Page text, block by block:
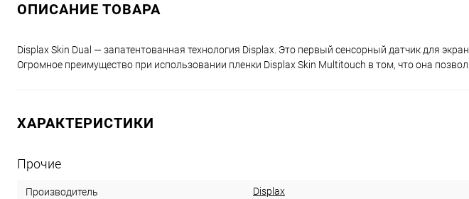
ОПИСАНИЕ ТОВАРА
Displax Skin Dual — запатентованная технология Displax. Это первый сенсорный датчик для
Огромное преимущество при использовании пленки Displax Skin Multitouch в том, что она
ХАРАКТЕРИСТИКИ
Прочие
Производитель Displax